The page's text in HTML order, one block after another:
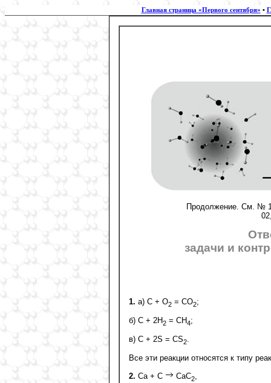
Главная страница «Первого сентября» •
Продолжение. См. №
задачи и
1. а) С + О2 = СО2;
б) С + 2Н2 = СН4;
в) С + 2S = CS2
Все эти реакции относятся к типу
2. Са + С СаС2,